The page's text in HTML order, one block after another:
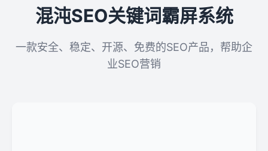
混沌SEO关键词霸屏系统
一款安全、稳定、开源、免费的SEO产品，帮助企
业SEO营销